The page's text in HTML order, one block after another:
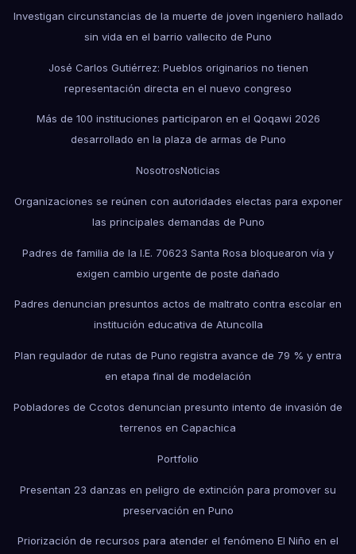
Investigan circunstancias de la muerte de joven ingeniero hallado
sin vida en el barrio vallecito de Puno
José Carlos Gutiérrez: Pueblos originarios no tienen
representación directa en el nuevo congreso
Más de 100 instituciones participaron en el Qoqawi 2026
desarrollado en la plaza de armas de Puno
NosotrosNoticias
Organizaciones se reúnen con autoridades electas para exponer
las principales demandas de Puno
Padres de familia de la I.E. 70623 Santa Rosa bloquearon vía y
exigen cambio urgente de poste dañado
Padres denuncian presuntos actos de maltrato contra escolar en
institución educativa de Atuncolla
Plan regulador de rutas de Puno registra avance de 79 % y entra
en etapa final de modelación
Pobladores de Ccotos denuncian presunto intento de invasión de
terrenos en Capachica
Portfolio
Presentan 23 danzas en peligro de extinción para promover su
preservación en Puno
Priorización de recursos para atender el fenómeno El Niño en el